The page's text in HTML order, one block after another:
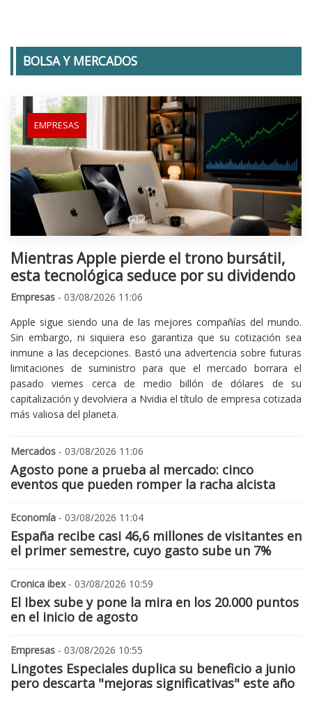
BOLSA Y MERCADOS
EMPRESAS
Mientras Apple pierde el trono bursátil,
esta tecnológica seduce por su dividendo
Empresas - 03/08/2026 11:06
Apple sigue siendo una de las mejores compañías del mundo.
Sin embargo, ni siquiera eso garantiza que su cotización sea
inmune a las decepciones. Bastó una advertencia sobre futuras
limitaciones de suministro para que el mercado borrara el
pasado viernes cerca de medio billón de dólares de su
capitalización y devolviera a Nvidia el título de empresa cotizada
más valiosa del planeta.
Mercados - 03/08/2026 11:06
Agosto pone a prueba al mercado: cinco
eventos que pueden romper la racha alcista
Economía - 03/08/2026 11:04
España recibe casi 46,6 millones de visitantes en
el primer semestre, cuyo gasto sube un 7%
Cronica ibex- 03/08/2026 10:59
El Ibex sube y pone la mira en los 20.000 puntos
en el inicio de agosto
Empresas - 03/08/2026 10:55
Lingotes Especiales duplica su beneficio a junio
pero descarta "mejoras significativas" este año